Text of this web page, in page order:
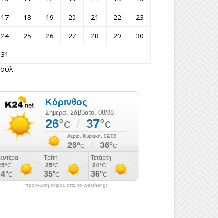
17
18 19 20 21 22
23
24
25 26 27 28 29
30
31
πρόγνωση καιρού από το weather.gr